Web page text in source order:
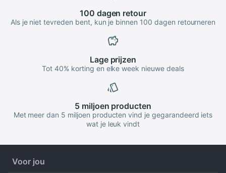
100 dagen retour
Als je niet tevreden bent, kun je binnen 100 dagen retourneren
Lageprijzen
Tot 40% korting en elke week nieuwe deals
5 miljoen producten
Met meer dan 5 miljoen producten vind je gegarandeerd iets
wat je leuk vindt
Voor jou